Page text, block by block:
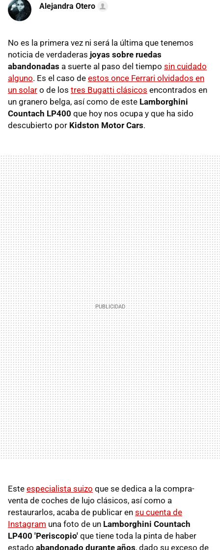
Alejandra Otero
No es la primera vez ni será la última que tenemos
noticia de verdaderas joyas sobre ruedas
abandonadas a suerte al paso del tiempo sin cuidado
alguno. Es el caso de estos once Ferrari olvidados en
un solar o de los tres Bugatti clásicos encontrados en
un granero belga, así como de este Lamborghini
Countach LP400 que hoy nos ocupa y que ha sido
descubierto por Kidston Motor Cars.
Este especialista suizo que se dedica a la compra-
venta de coches de lujo clásicos, así como a
restaurarlos, acaba de publicar en su cuenta de
Instagram una foto de un Lamborghini Countach
LP400 'Periscopio' que tiene toda la pinta de haber
estado abandonado durante años, dado su exceso de